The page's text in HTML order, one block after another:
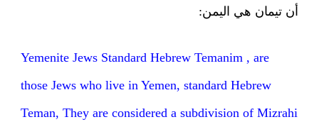
أن تيمان هي اليمن:
Yemenite Jews Standard Hebrew Temanim , are
those Jews who live in Yemen, standard Hebrew
Teman, They are considered a subdivision of Mizrahi